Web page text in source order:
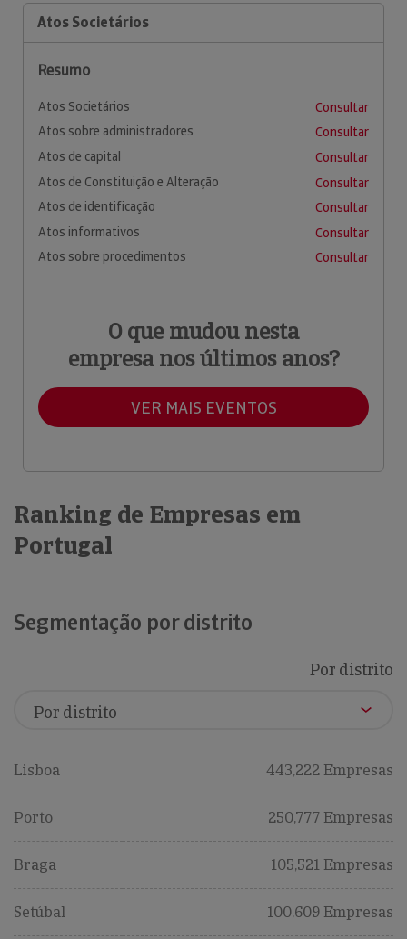
Atos Societários
Resumo
Atos Societários
Consultar
Atos sobre administradores
Consultar
Atos de capital
Consultar
Atos de Constituição e Alteração
Consultar
Atos de identificação
Consultar
Atos informativos
Consultar
Atos sobre procedimentos
Consultar
O que mudou nesta
empresa nos últimos anos?
VER MAIS EVENTOS
Ranking de Empresas em
Portugal
Segmentação por distrito
Por distrito
Lisboa 443,222 Empresas
Porto 250,777 Empresas
Braga 105,521 Empresas
Setúbal 100,609 Empresas